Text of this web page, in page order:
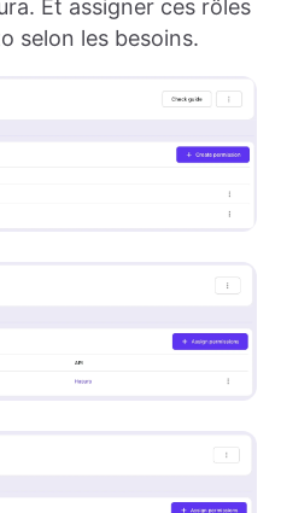
Et assigner ces rôles
selon les besoins.